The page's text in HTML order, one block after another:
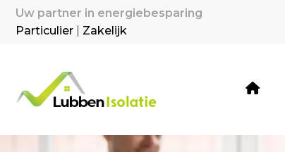
Uw partner in energiebesparing
Particulier
Zakelijk